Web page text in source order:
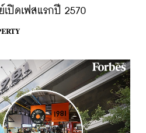
ปิดเฟสแรกปี 2570